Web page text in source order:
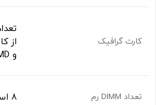
کارت گرافیک
و AMD و اینتل
تعداد DIMM رم 8 اسلات